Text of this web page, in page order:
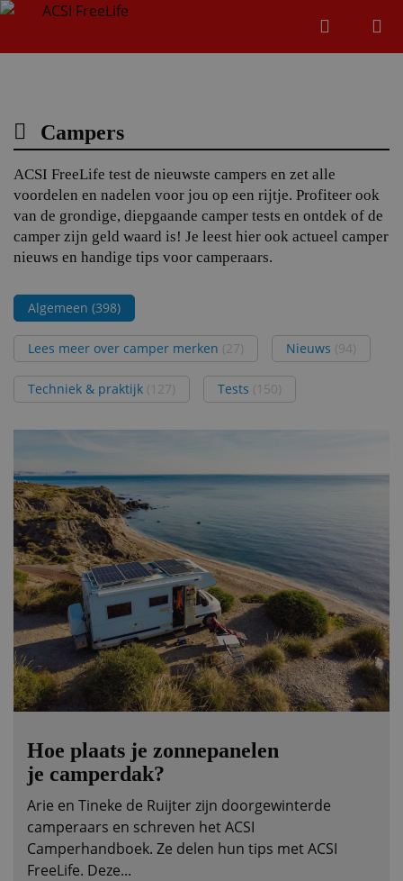
Campers
ACSI FreeLife test de nieuwste campers en zet alle
voordelen en nadelen voor jou op een rijtje. Profiteer ook
van de grondige, diepgaande camper tests en ontdek of de
camper zijn geld waard is! Je leest hier ook actueel camper
nieuws en handige tips voor camperaars.
Algemeen (398)
Lees meer over camper merken (27) Nieuws (94)
Techniek & praktijk (127) Tests (150)
Hoe plaats je zonnepanelen
je camperdak?
Arie en Tineke de Ruijter zijn doorgewinterde
camperaars en schreven het ACSI
Camperhandboek. Ze delen hun tips met ACSI
FreeLife. Deze...